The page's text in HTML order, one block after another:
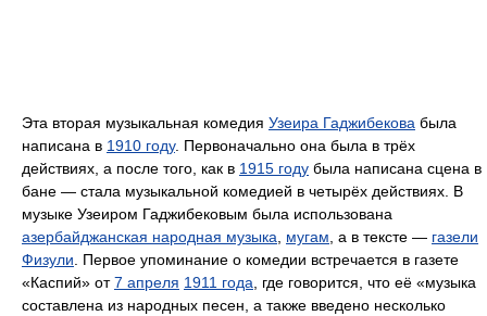
Эта вторая музыкальная комедия Узеира Гаджибекова была
написана в 1910 году. Первоначально она была в трёх
действиях, а после того, как в 1915 году была написана сцена в
бане — стала музыкальной комедией в четырёх действиях. В
музыке Узеиром Гаджибековым была использована
азербайджанская народная музыка, мугам, а в тексте — газели
Физули. Первое упоминание о комедии встречается в газете
«Каспий» от7 апреля 1911 года, где говорится, что её «музыка
составлена из народных песен, а также введено несколько